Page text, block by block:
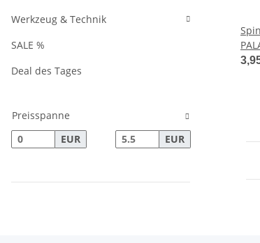
Werkzeug & Technik
SALE %
Deal des Tages
Preisspanne
EUR
EUR